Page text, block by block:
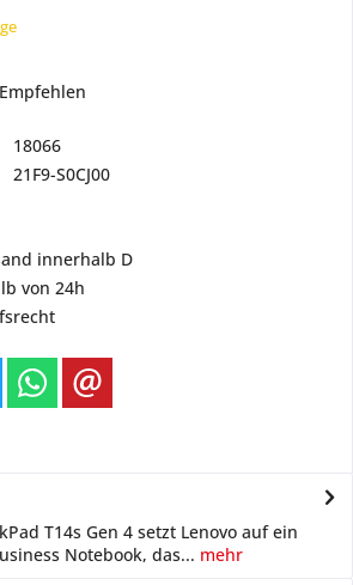
Empfehlen
18066
21F9-S0CJ00
innerhalb D
von 24h
T14s Gen 4 setzt Lenovo auf ein
Notebook, das... mehr